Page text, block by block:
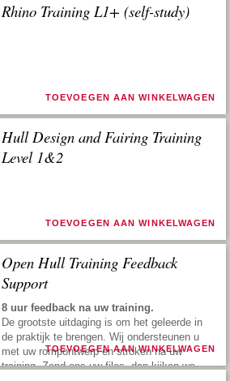
Rhino Training L1+ (self-study)
TOEVOEGEN AAN WINKELWAGEN
Hull Design and Fairing Training
Level 1&2
TOEVOEGEN AAN WINKELWAGEN
Open Hull Training Feedback
Support
8 uur feedback na uw training.
De grootste uitdaging is om het geleerde in
de praktijk te brengen. Wij ondersteunen u
met uw rompontwerp en stroken na uw
training. Zend ons uw files, dan kijken we
TOEVOEGEN AAN WINKELWAGEN